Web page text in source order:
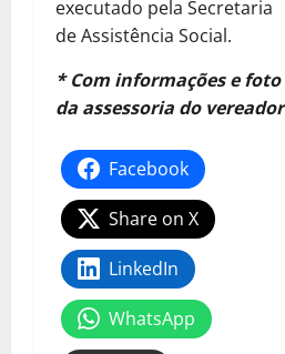
executado pela Secretaria
de Assistência Social.
* Com informações e foto
da assessoria do vereador
Facebook
Share on X
LinkedIn
WhatsApp